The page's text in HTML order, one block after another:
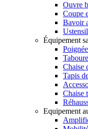
Ouvre
Coupe
Bavoir
Équipement
Chaise
Tapis
Chaise
Equipement